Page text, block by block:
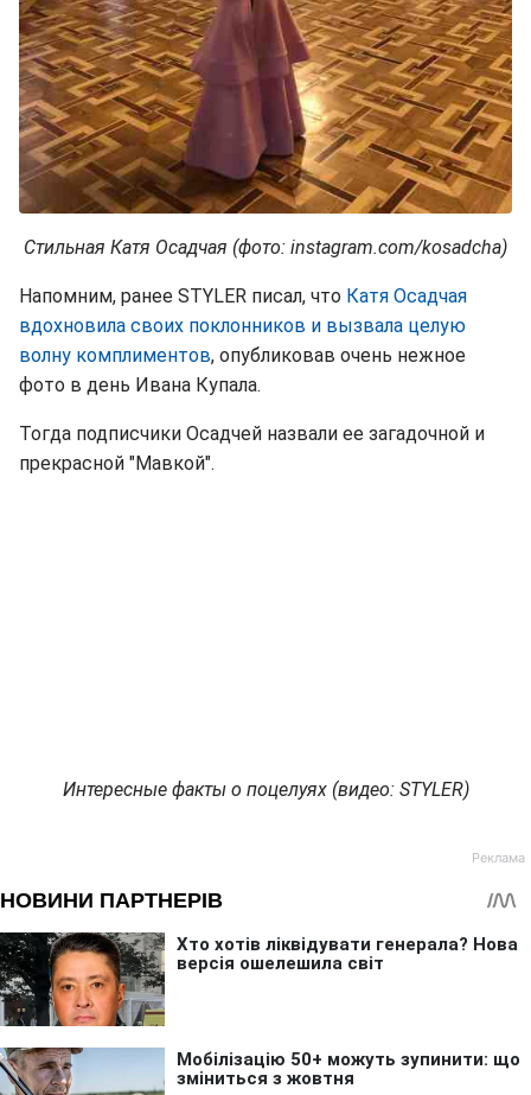
Стильная Катя Осадчая (фото: instagram.com/kosadcha)
Напомним, ранее STYLER писал, что Катя Осадчая
вдохновила своих поклонников и вызвала целую
волну комплиментов, опубликовав очень нежное
фото в день Ивана Купала.
Тогда подписчики Осадчей назвали ее загадочной и
прекрасной "Мавкой".
Интересные факты о поцелуях (видео: STYLER)